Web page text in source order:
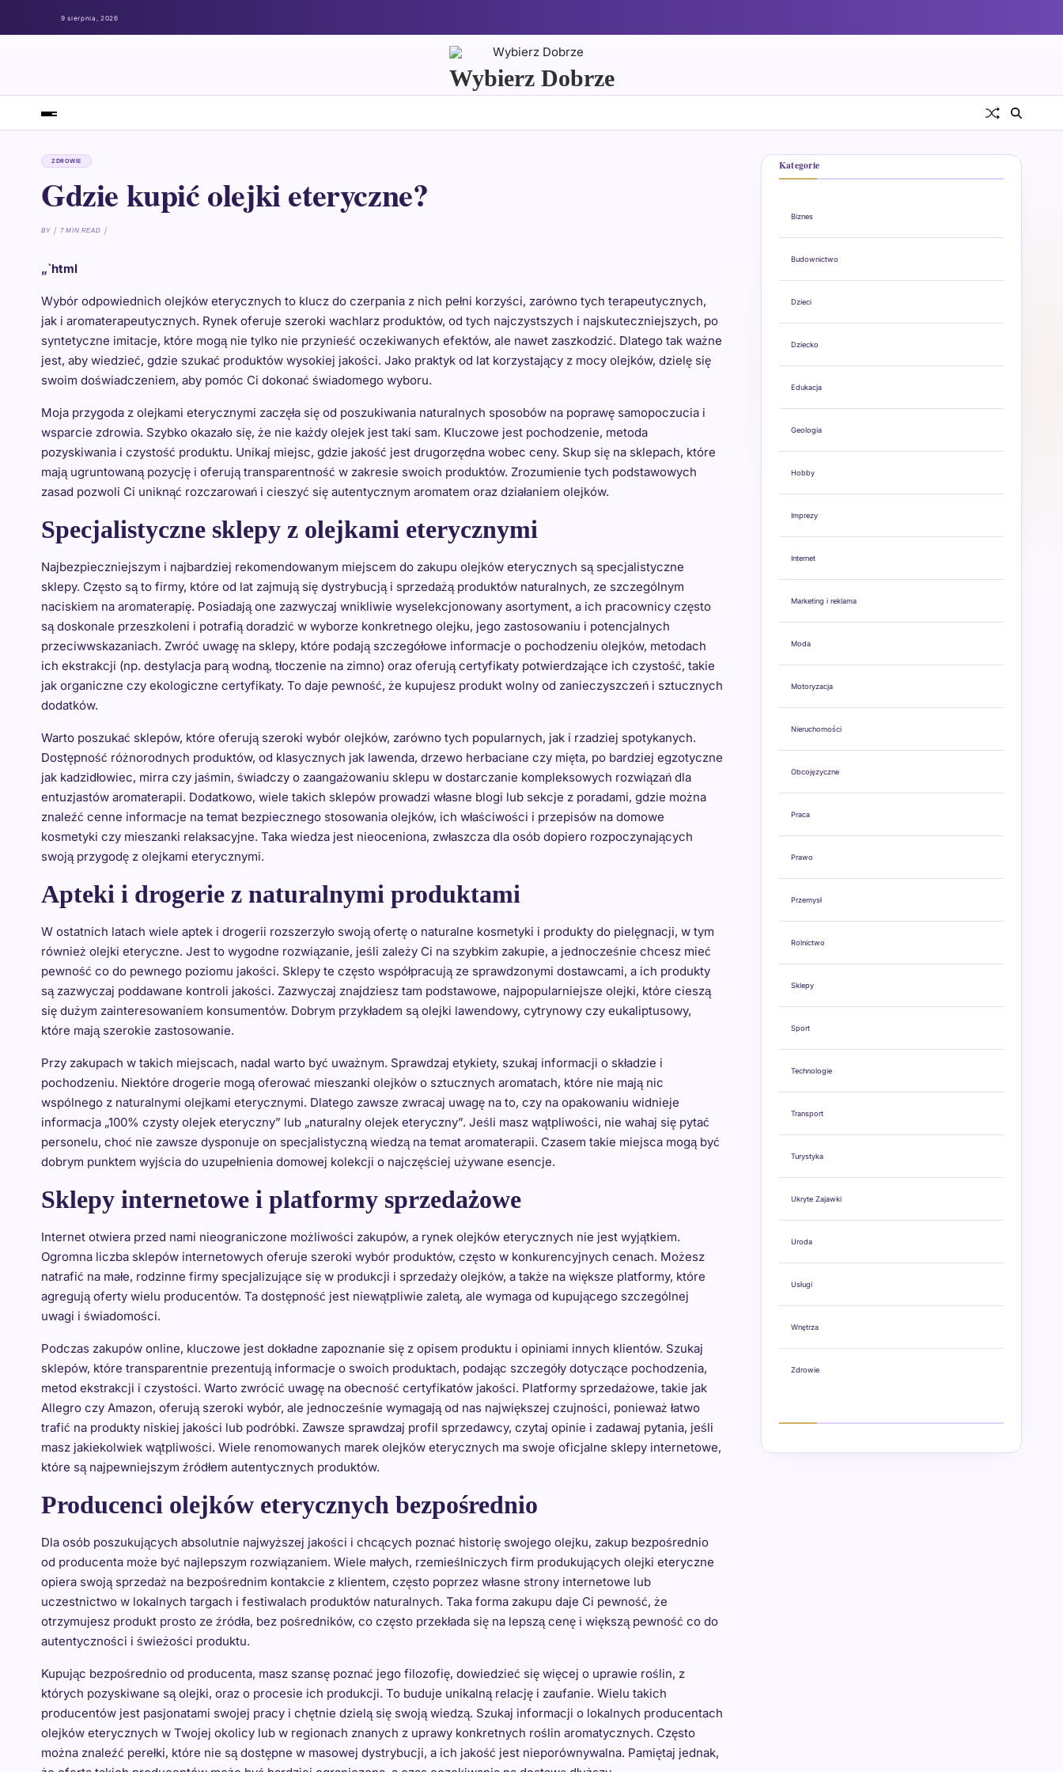
9 sierpnia, 2026
Wybierz Dobrze
ZDROWIE
Gdzie kupić olejki eteryczne?
BY 7 MIN READ
„`html
Wybór odpowiednich olejków eterycznych to klucz do czerpania z nich pełni korzyści, zarówno tych terapeutycznych,
jak i aromaterapeutycznych. Rynek oferuje szeroki wachlarz produktów, od tych najczystszych i najskuteczniejszych, po
syntetyczne imitacje, które mogą nie tylko nie przynieść oczekiwanych efektów, ale nawet zaszkodzić. Dlatego tak ważne
jest, aby wiedzieć, gdzie szukać produktów wysokiej jakości. Jako praktyk od lat korzystający z mocy olejków, dzielę się
swoim doświadczeniem, aby pomóc Ci dokonać świadomego wyboru.
Moja przygoda z olejkami eterycznymi zaczęła się od poszukiwania naturalnych sposobów na poprawę samopoczucia i
wsparcie zdrowia. Szybko okazało się, że nie każdy olejek jest taki sam. Kluczowe jest pochodzenie, metoda
pozyskiwania i czystość produktu. Unikaj miejsc, gdzie jakość jest drugorzędna wobec ceny. Skup się na sklepach, które
mają ugruntowaną pozycję i oferują transparentność w zakresie swoich produktów. Zrozumienie tych podstawowych
zasad pozwoli Ci uniknąć rozczarowań i cieszyć się autentycznym aromatem oraz działaniem olejków.
Specjalistyczne sklepy z olejkami eterycznymi
Najbezpieczniejszym i najbardziej rekomendowanym miejscem do zakupu olejków eterycznych są specjalistyczne
sklepy. Często są to firmy, które od lat zajmują się dystrybucją i sprzedażą produktów naturalnych, ze szczególnym
naciskiem na aromaterapię. Posiadają one zazwyczaj wnikliwie wyselekcjonowany asortyment, a ich pracownicy często
są doskonale przeszkoleni i potrafią doradzić w wyborze konkretnego olejku, jego zastosowaniu i potencjalnych
przeciwwskazaniach. Zwróć uwagę na sklepy, które podają szczegółowe informacje o pochodzeniu olejków, metodach
ich ekstrakcji (np. destylacja parą wodną, tłoczenie na zimno) oraz oferują certyfikaty potwierdzające ich czystość, takie
jak organiczne czy ekologiczne certyfikaty. To daje pewność, że kupujesz produkt wolny od zanieczyszczeń i sztucznych
dodatków.
Warto poszukać sklepów, które oferują szeroki wybór olejków, zarówno tych popularnych, jak i rzadziej spotykanych.
Dostępność różnorodnych produktów, od klasycznych jak lawenda, drzewo herbaciane czy mięta, po bardziej egzotyczne
jak kadzidłowiec, mirra czy jaśmin, świadczy o zaangażowaniu sklepu w dostarczanie kompleksowych rozwiązań dla
entuzjastów aromaterapii. Dodatkowo, wiele takich sklepów prowadzi własne blogi lub sekcje z poradami, gdzie można
znaleźć cenne informacje na temat bezpiecznego stosowania olejków, ich właściwości i przepisów na domowe
kosmetyki czy mieszanki relaksacyjne. Taka wiedza jest nieoceniona, zwłaszcza dla osób dopiero rozpoczynających
swoją przygodę z olejkami eterycznymi.
Apteki i drogerie z naturalnymi produktami
W ostatnich latach wiele aptek i drogerii rozszerzyło swoją ofertę o naturalne kosmetyki i produkty do pielęgnacji, w tym
również olejki eteryczne. Jest to wygodne rozwiązanie, jeśli zależy Ci na szybkim zakupie, a jednocześnie chcesz mieć
pewność co do pewnego poziomu jakości. Sklepy te często współpracują ze sprawdzonymi dostawcami, a ich produkty
są zazwyczaj poddawane kontroli jakości. Zazwyczaj znajdziesz tam podstawowe, najpopularniejsze olejki, które cieszą
się dużym zainteresowaniem konsumentów. Dobrym przykładem są olejki lawendowy, cytrynowy czy eukaliptusowy,
które mają szerokie zastosowanie.
Przy zakupach w takich miejscach, nadal warto być uważnym. Sprawdzaj etykiety, szukaj informacji o składzie i
pochodzeniu. Niektóre drogerie mogą oferować mieszanki olejków o sztucznych aromatach, które nie mają nic
wspólnego z naturalnymi olejkami eterycznymi. Dlatego zawsze zwracaj uwagę na to, czy na opakowaniu widnieje
informacja „100% czysty olejek eteryczny” lub „naturalny olejek eteryczny”. Jeśli masz wątpliwości, nie wahaj się pytać
personelu, choć nie zawsze dysponuje on specjalistyczną wiedzą na temat aromaterapii. Czasem takie miejsca mogą być
dobrym punktem wyjścia do uzupełnienia domowej kolekcji o najczęściej używane esencje.
Sklepy internetowe i platformy sprzedażowe
Internet otwiera przed nami nieograniczone możliwości zakupów, a rynek olejków eterycznych nie jest wyjątkiem.
Ogromna liczba sklepów internetowych oferuje szeroki wybór produktów, często w konkurencyjnych cenach. Możesz
natrafić na małe, rodzinne firmy specjalizujące się w produkcji i sprzedaży olejków, a także na większe platformy, które
agregują oferty wielu producentów. Ta dostępność jest niewątpliwie zaletą, ale wymaga od kupującego szczególnej
uwagi i świadomości.
Podczas zakupów online, kluczowe jest dokładne zapoznanie się z opisem produktu i opiniami innych klientów. Szukaj
sklepów, które transparentnie prezentują informacje o swoich produktach, podając szczegóły dotyczące pochodzenia,
metod ekstrakcji i czystości. Warto zwrócić uwagę na obecność certyfikatów jakości. Platformy sprzedażowe, takie jak
Allegro czy Amazon, oferują szeroki wybór, ale jednocześnie wymagają od nas największej czujności, ponieważ łatwo
trafić na produkty niskiej jakości lub podróbki. Zawsze sprawdzaj profil sprzedawcy, czytaj opinie i zadawaj pytania, jeśli
masz jakiekolwiek wątpliwości. Wiele renomowanych marek olejków eterycznych ma swoje oficjalne sklepy internetowe,
które są najpewniejszym źródłem autentycznych produktów.
Producenci olejków eterycznych bezpośrednio
Dla osób poszukujących absolutnie najwyższej jakości i chcących poznać historię swojego olejku, zakup bezpośrednio
od producenta może być najlepszym rozwiązaniem. Wiele małych, rzemieślniczych firm produkujących olejki eteryczne
opiera swoją sprzedaż na bezpośrednim kontakcie z klientem, często poprzez własne strony internetowe lub
uczestnictwo w lokalnych targach i festiwalach produktów naturalnych. Taka forma zakupu daje Ci pewność, że
otrzymujesz produkt prosto ze źródła, bez pośredników, co często przekłada się na lepszą cenę i większą pewność co do
autentyczności i świeżości produktu.
Kupując bezpośrednio od producenta, masz szansę poznać jego filozofię, dowiedzieć się więcej o uprawie roślin, z
których pozyskiwane są olejki, oraz o procesie ich produkcji. To buduje unikalną relację i zaufanie. Wielu takich
producentów jest pasjonatami swojej pracy i chętnie dzielą się swoją wiedzą. Szukaj informacji o lokalnych producentach
olejków eterycznych w Twojej okolicy lub w regionach znanych z uprawy konkretnych roślin aromatycznych. Często
można znaleźć perełki, które nie są dostępne w masowej dystrybucji, a ich jakość jest nieporównywalna. Pamiętaj jednak,
Kategorie
Biznes
Budownictwo
Dzieci
Dziecko
Edukacja
Geologia
Hobby
Imprezy
Internet
Marketing i reklama
Moda
Motoryzacja
Nieruchomości
Obcojęzyczne
Praca
Prawo
Przemysł
Rolnictwo
Sklepy
Sport
Technologie
Transport
Turystyka
Ukryte Zajawki
Uroda
Usługi
Wnętrza
Zdrowie